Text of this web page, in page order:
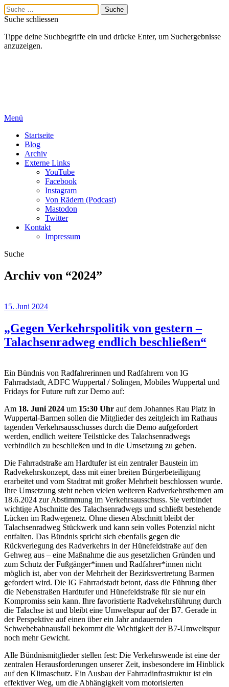
Suche schliessen
Tippe deine Suchbegriffe ein und drücke Enter, um Suchergebnisse
anzuzeigen.
Menü
Startseite
Blog
Archiv
Externe Links
YouTube
Facebook
Instagram
Von Rädern (Podcast)
Mastodon
Twitter
Kontakt
Impressum
Suche
Archiv von “2024”
15. Juni 2024
„Gegen Verkehrspolitik von gestern –
Talachsenradweg endlich beschließen“
Ein Bündnis von Radfahrerinnen und Radfahrern von IG
Fahrradstadt, ADFC Wuppertal / Solingen, Mobiles Wuppertal und
Fridays for Future ruft zur Demo auf:
Am 18. Juni 2024 um 15:30 Uhr auf dem Johannes Rau Platz in
Wuppertal-Barmen sollen die Mitglieder des zeitgleich im Rathaus
tagenden Verkehrsausschusses durch die Demo aufgefordert
werden, endlich weitere Teilstücke des Talachsenradwegs
verbindlich zu beschließen und in die Umsetzung zu geben.
Die Fahrradstraße am Hardtufer ist ein zentraler Baustein im
Radvekehrskonzept, dass mit einer breiten Bürgerbeteiligung
erarbeitet und vom Stadtrat mit großer Mehrheit beschlossen wurde.
Ihre Umsetzung steht neben vielen weiteren Radverkehrsthemen am
18.6.2024 zur Abstimmung im Verkehrsausschuss. Sie verbindet
wichtige Abschnitte des Talachsenradwegs und schließt bestehende
Lücken im Radwegenetz. Ohne diesen Abschnitt bleibt der
Talachsenradweg Stückwerk und kann sein volles Potenzial nicht
entfalten. Das Bündnis spricht sich ebenfalls gegen die
Rückverlegung des Radverkehrs in der Hünefeldstraße auf den
Gehweg aus – eine Maßnahme die aus gesetzlichen Gründen und
zum Schutz der Fußgänger*innen und Radfahrer*innen nicht
möglich ist, aber von der Mehrheit der Bezirksvertretung Barmen
gefordert wird. Die IG Fahrradstadt betont, dass die Führung über
die Nebenstraßen Hardtufer und Hünefeldstraße für sie nur ein
Kompromiss sein kann. Ihre favoristierte Radvekehrsführung durch
die Talachse ist und bleibt eine Umweltspur auf der B7. Gerade in
der Perspektive auf einen über ein Jahr andauernden
Schwebebahnausfall bekommt die Wichtigkeit der B7-Umweltspur
noch mehr Gewicht.
Alle Bündnismitglieder stellen fest: Die Verkehrswende ist eine der
zentralen Herausforderungen unserer Zeit, insbesondere im Hinblick
auf den Klimaschutz. Ein Ausbau der Fahrradinfrastruktur ist ein
effektiver Weg, um die Abhängigkeit vom motorisierten